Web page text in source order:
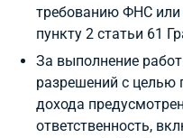
требованию ФНС или
пункту 2 статьи 61
За выполнение
разрешений с целью
дохода
ответственность,